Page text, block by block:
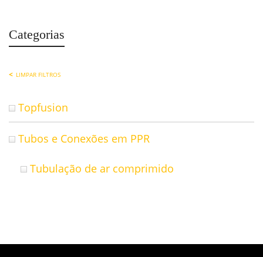
Categorias
LIMPAR FILTROS
Topfusion
Tubos e Conexões em PPR
Tubulação de ar comprimido